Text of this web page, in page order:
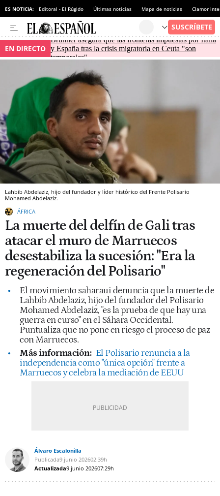
ES NOTICIA: Editoral - El Rúgido Últimas noticias Mapa de noticias Clamor
EN DIRECTO
Brunner asegura que las fronteras impuestas por Italia
y España tras la crisis migratoria en Ceuta "son
temporales"
Lahbib Abdelaziz, hijo del fundador y líder histórico del Frente Polisario
Mohamed Abdelaziz.
ÁFRICA
La muerte del delfín de Gali tras
atacar el muro de Marruecos
desestabiliza la sucesión: "Era la
regeneración del Polisario"
El movimiento saharaui denuncia que la muerte de
Lahbib Abdelaziz, hijo del fundador del Polisario
Mohamed Abdelaziz, "es la prueba de que hay una
guerra en curso" en el Sáhara Occidental.
Puntualiza que no pone en riesgo el proceso de paz
con Marruecos.
Más información: El Polisario renuncia a la
independencia como "única opción" frente a
Marruecos y celebra la mediación de EEUU
Álvaro Escalonilla
Publicada9 junio 202602:39h
Actualizada9 junio 202607:29h